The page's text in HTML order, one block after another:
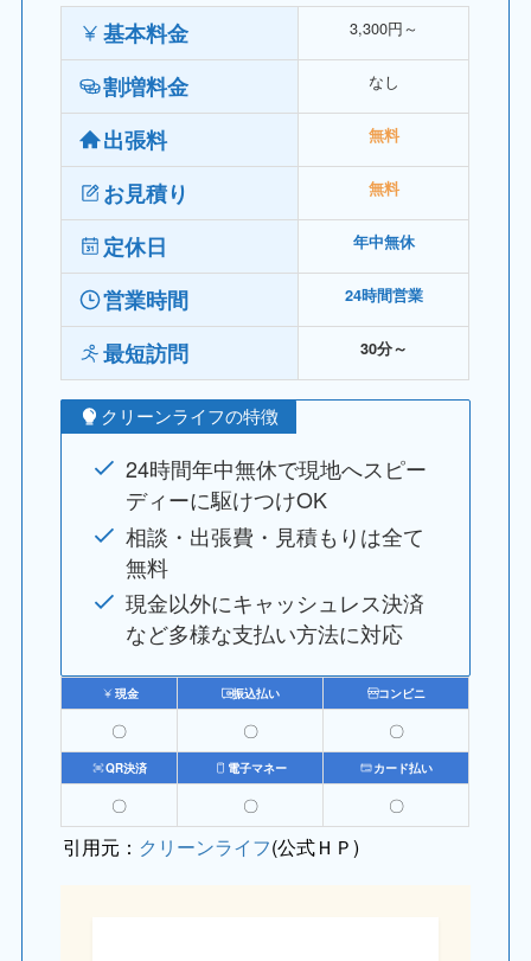
基本料金 3,300円～
割増料金 なし
出張料 無料
お見積り 無料
定休日 年中無休
営業時間 24時間営業
最短訪問 30分～
クリーンライフの特徴
24時間年中無休で現地へスピー
ディーに駆けつけOK
相談・出張費・見積もりは全て
無料
現金以外にキャッシュレス決済
など多様な支払い方法に対応
現金 振込払い コンビニ
〇 〇 〇
QR決済 電子マネー カード払い
〇 〇 〇
引用元： クリーンライフ(公式ＨＰ)